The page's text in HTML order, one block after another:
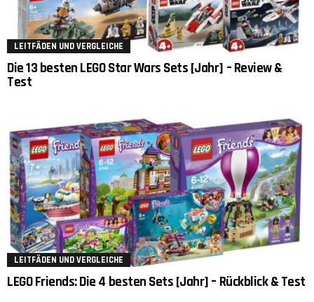
LEITFÄDEN UND VERGLEICHE
Die 13 besten LEGO Star Wars Sets [Jahr] – Review &
Test
LEITFÄDEN UND VERGLEICHE
LEGO Friends: Die 4 besten Sets [Jahr] – Rückblick & Test